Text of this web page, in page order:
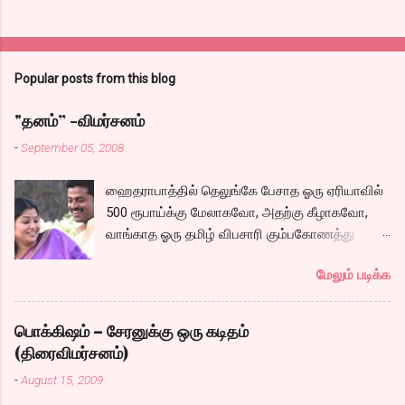
Popular posts from this blog
"தனம்” -விமர்சனம்
-September 05, 2008
ஹைதராபாத்தில் தெலுங்கே பேசாத ஓரு ஏரியாவில்
500 ரூபாய்க்கு மேலாகவோ, அதற்கு கீழாகவோ,
வாங்காத ஓரு தமிழ் விபசாரி கும்பகோணத்து
வாழ்கைபடுகிறாள். அவளுடய வாழ்கை எப்படி
அமைந்தது? என்ற ஓரு நல்ல லைனை , சங்கீதா
தன்னுடய இடுப்பை சுழற்றி, சுழற்றி நடப்பதை போல்
சும்மா, சுத்தி, சுத்தி குழப்பி, நம்பமுடியாத
திரைக்கதையால் சொதப்பி,சங்கீதாவை ஏதோ
மேலும் படிக்க
பொக்கிஷம் – சேரனுக்கு ஒரு கடிதம்
(திரைவிமர்சனம்)
-August 15, 2009